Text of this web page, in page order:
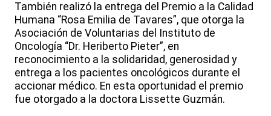
También realizó la entrega del Premio a la Calidad
Humana “Rosa Emilia de Tavares”, que otorga la
Asociación de Voluntarias del Instituto de
Oncología “Dr. Heriberto Pieter”, en
reconocimiento a la solidaridad, generosidad y
entrega a los pacientes oncológicos durante el
accionar médico. En esta oportunidad el premio
fue otorgado a la doctora Lissette Guzmán.